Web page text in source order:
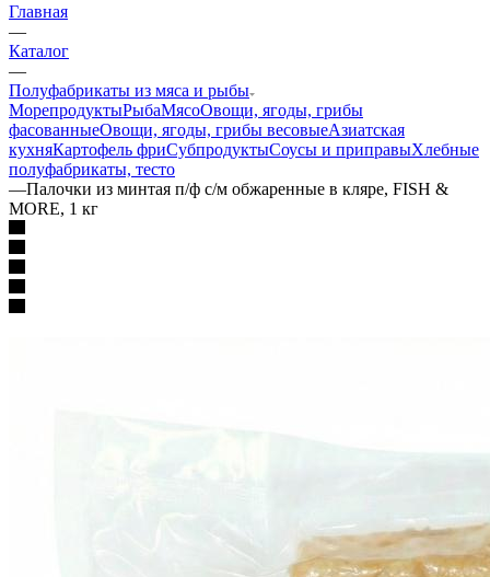
Главная
—
Каталог
—
Полуфабрикаты из мяса и рыбы
МорепродуктыРыбаМясоОвощи, ягоды, грибы
фасованныеОвощи, ягоды, грибы весовыеАзиатская
кухняКартофель фриСубпродуктыСоусы и приправыХлебные
полуфабрикаты, тесто
—Палочки из минтая п/ф с/м обжаренные в кляре, FISH &
MORE, 1 кг